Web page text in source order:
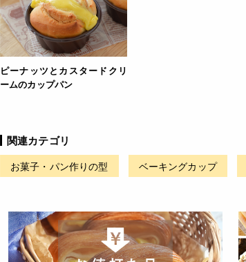
ピーナッツとカスタードクリ
ームのカップパン
関連カテゴリ
お菓子・パン作りの型 ベーキングカップ